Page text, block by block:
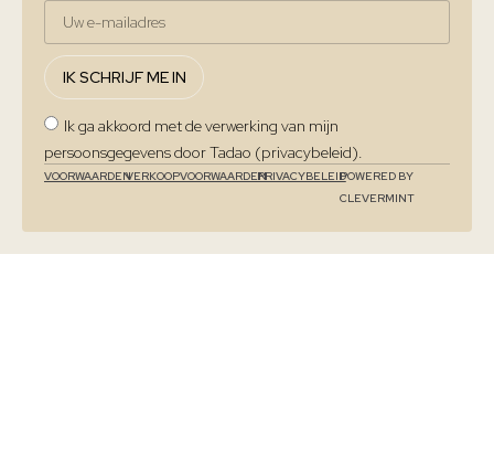
IK SCHRIJF ME IN
Ik ga akkoord met de verwerking van mijn
persoonsgegevens door Tadao (privacybeleid).
VOORWAARDENVERKOOPVOORWAARDENPRIVACYBELEIDPOWERED BY
CLEVERMINT